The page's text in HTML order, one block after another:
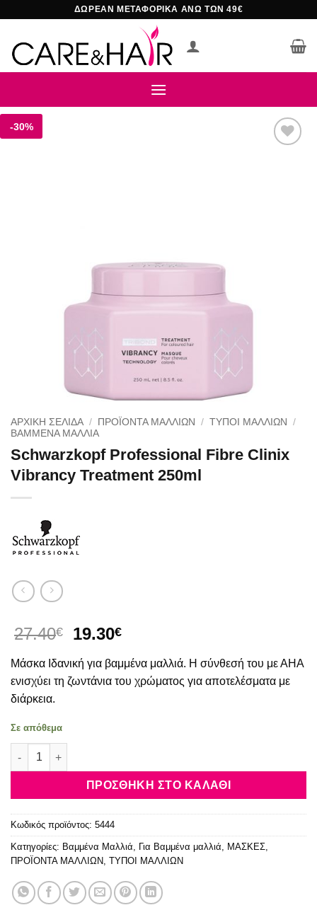
περιεχόμενο
ΔΩΡΕΑΝ ΜΕΤΑΦΟΡΙΚΑ ΑΝΩ ΤΩΝ 49€
-30%
ΑΡΧΙΚΉ ΣΕΛΊΔΑ / ΠΡΟΪΟΝΤΑ ΜΑΛΛΙΩΝ / ΤΥΠΟΙ ΜΑΛΛΙΩΝ
/
ΒΑΜΜΈΝΑ ΜΑΛΛΙΆ
Schwarzkopf Professional Fibre Clinix
Vibrancy Treatment 250ml
27.40€
Original
was:
27.40€.
19.30€Η
τιμή
είναι:
Μάσκα Ιδανική για βαμμένα μαλλιά. Η σύνθεσή του με ΑΗΑ
ενισχύει τη ζωντάνια του χρώματος για αποτελέσματα με
διάρκεια.
Σε απόθεμα
Schwarzkopf Professional Fibre Clinix Vibrancy Treatment
ΠΡΟΣΘΉΚΗ ΣΤΟ ΚΑΛΆΘΙ
Κωδικός προϊόντος: 5444
Κατηγορίες: Βαμμένα Μαλλιά Για Βαμμένα μαλλιά ΜΑΣΚΕΣ
ΠΡΟΪΟΝΤΑ ΜΑΛΛΙΩΝ ΤΥΠΟΙ ΜΑΛΛΙΩΝ